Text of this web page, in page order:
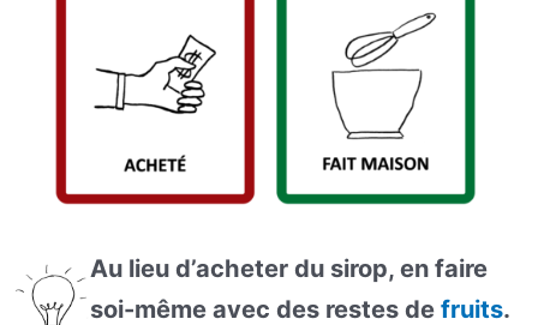
Au lieu d’acheter du sirop, en faire
soi-même avec des restes de fruits.